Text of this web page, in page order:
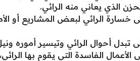
الذي يعاني منه الرائي.
خسارة الرائي لبعض المشاريع أو
أحوال الرائي وتيسير أموره
الفاسدة التي يقوم بها